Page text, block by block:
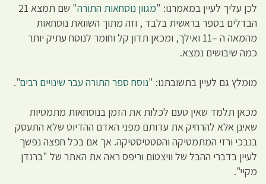
לכן עליך לעיין במאמרנו: "מגוון נוסחאות התורה
" שם תמצא 21
הבדלים בספר בראשית בלבד , וזה מתוך השוואת נוסחאות
מהמאה ה –11 ואילך, ומכאן תדון קל וחומר לנוסח עתיק יותר
כמה שיבושים נמצא.
מומלץ גם לעיין בתשובתנו: "נוסח ספר התורה עבר שינויים רבים".
מכאן תלמד שאין טעם לכלות את הזמן בנוסחאות מתמטיות
שאינן אלא להרחיק את עדותם מפני האדם ההדיוט שלא התעסק
בנבכי ורזי המתמטיקה והסטטיסטיקה. אך אם בכל חפצה נפשך
לעיין בדברי ההבל של וויצטום וריפס ראה את האתר של "ברנדן
מקיי".